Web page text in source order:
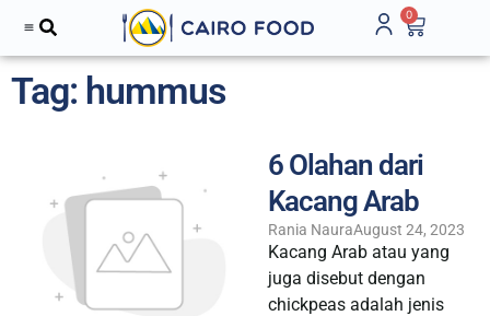
0
Tag: hummus
6 Olahan dari
Kacang Arab
Rania NauraAugust 24, 2023
Kacang Arab atau yang
juga disebut dengan
chickpeas adalah jenis